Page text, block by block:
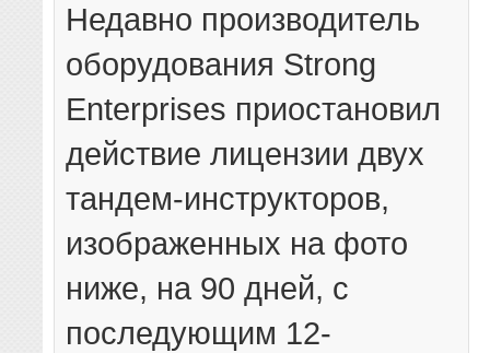
Недавно производитель
оборудования Strong
Enterprises приостановил
действие лицензии двух
тандем-инструкторов,
изображенных на фото
ниже, на 90 дней, с
последующим 12-